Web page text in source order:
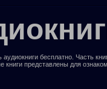
бесплатно. Часть
книги представлены для